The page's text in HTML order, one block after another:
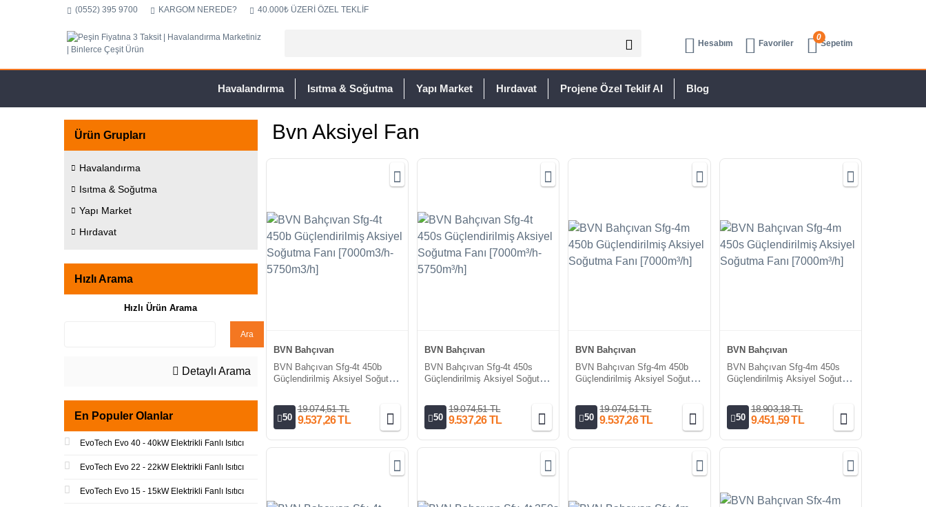
(0552) 395 9700 KARGOM NEREDE? 40.000₺ ÜZERİ ÖZEL TEKLİF
Hesabım Favoriler
0
Sepetim
Havalandırma Isıtma & Soğutma Yapı Market Hırdavat Projene Özel Teklif Al Blog
Ürün Grupları
Havalandırma
Isıtma & Soğutma
Yapı Market
Hırdavat
Hızlı Arama
Hızlı Ürün Arama
Ara
Detaylı Arama
En Populer Olanlar
EvoTech Evo 40 - 40kW Elektrikli Fanlı Isıtıcı
EvoTech Evo 22 - 22kW Elektrikli Fanlı Isıtıcı
EvoTech Evo 15 - 15kW Elektrikli Fanlı Isıtıcı
Bvn Aksiyel Fan
BVN Bahçıvan
BVN Bahçıvan Sfg-4t 450b
Güçlendirilmiş Aksiyel Soğutma
50
19.074,51 TL
9.537,26 TL
BVN Bahçıvan
BVN Bahçıvan Sfg-4t 450s
Güçlendirilmiş Aksiyel Soğutma
50
19.074,51 TL
9.537,26 TL
BVN Bahçıvan
BVN Bahçıvan Sfg-4m 450b
Güçlendirilmiş Aksiyel Soğutma
50
19.074,51 TL
9.537,26 TL
BVN Bahçıvan
BVN Bahçıvan Sfg-4m 450s
Güçlendirilmiş Aksiyel Soğutma
50
18.903,18 TL
9.451,59 TL